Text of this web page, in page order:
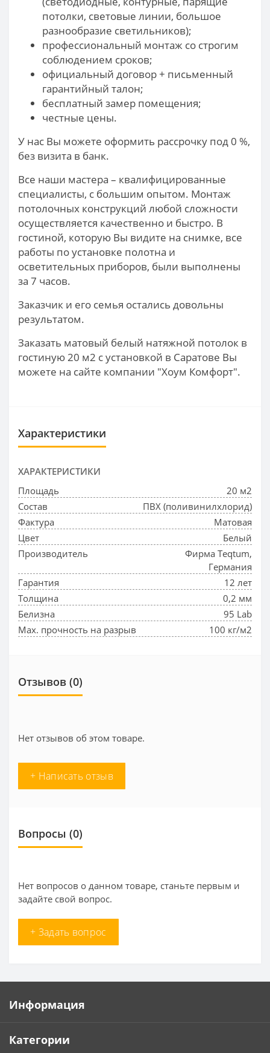
потолки, световые линии, большое
разнообразие светильников);
профессиональный монтаж со строгим
соблюдением сроков;
официальный договор + письменный
гарантийный талон;
бесплатный замер помещения;
честные цены.
У нас Вы можете оформить рассрочку под 0 %,
без визита в банк.
Все наши мастера – квалифицированные
специалисты, с большим опытом. Монтаж
потолочных конструкций любой сложности
осуществляется качественно и быстро. В
гостиной, которую Вы видите на снимке, все
работы по установке полотна и
осветительных приборов, были выполнены
за 7 часов.
Заказчик и его семья остались довольны
результатом.
Заказать матовый белый натяжной потолок в
гостиную 20 м2 с установкой в Саратове Вы
можете на сайте компании "Хоум Комфорт".
Характеристики
ХАРАКТЕРИСТИКИ
Площадь
20 м2
Состав
ПВХ (поливинилхлорид)
Фактура
Матовая
Цвет
Белый
Производитель
Фирма Teqtum,
Германия
Гарантия
12 лет
Толщина
0,2 мм
Белизна
95 Lab
Max. прочность на разрыв
100 кг/м2
Отзывов (0)
Нет отзывов об этом товаре.
+ Написать отзыв
Вопросы (0)
Нет вопросов о данном товаре, станьте первым и
задайте свой вопрос.
+ Задать вопрос
Информация
Категории